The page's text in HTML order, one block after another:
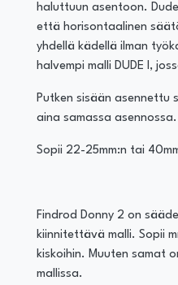
haluttuun asentoon.
että horisontaalinen
yhdellä kädellä ilman
halvempi malli DUDE I,
Putken sisään asennettu
aina samassa asennossa.
Sopii 22-25mm:n tai
Findrod Donny 2 on
kiinnitettävä malli. Sopii
kiskoihin. Muuten samat
mallissa.